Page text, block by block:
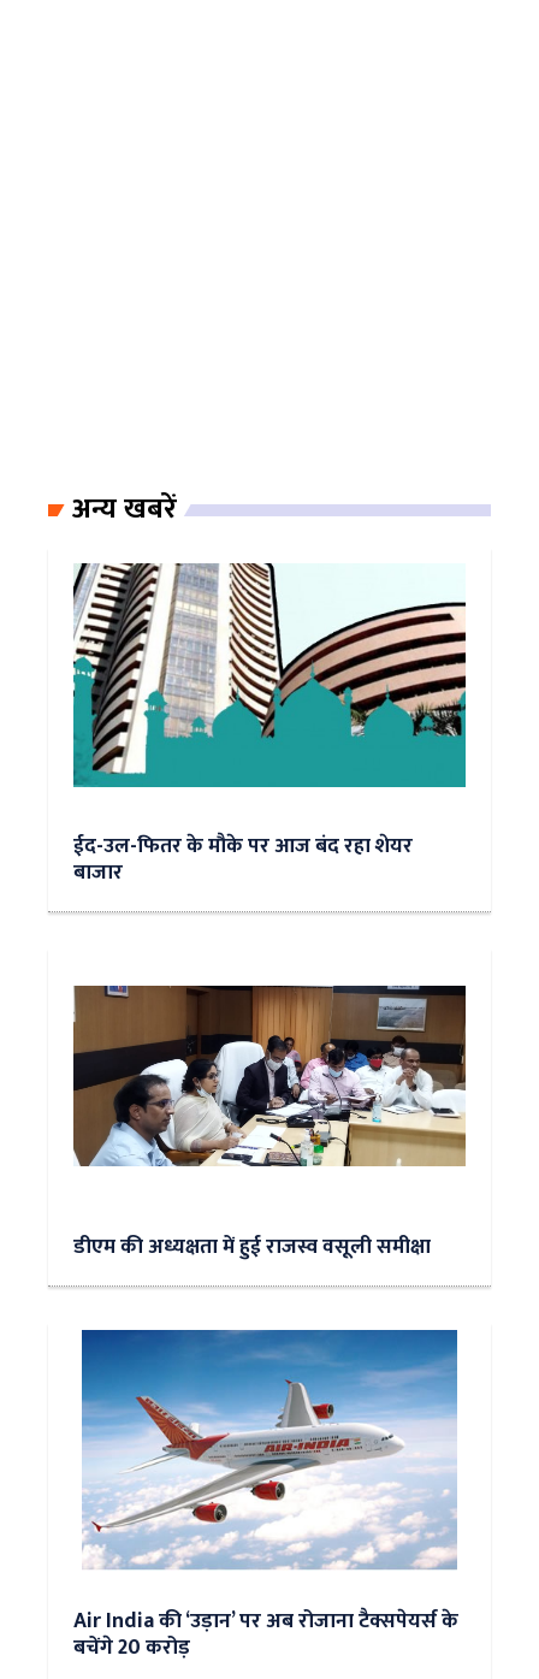
अन्य खबरें
ईद-उल-फितर के मौके पर आज बंद रहा शेयर
बाजार
डीएम की अध्यक्षता में हुई राजस्व वसूली समीक्षा
Air India की ‘उड़ान’ पर अब रोजाना टैक्सपेयर्स के
बचेंगे 20 करोड़